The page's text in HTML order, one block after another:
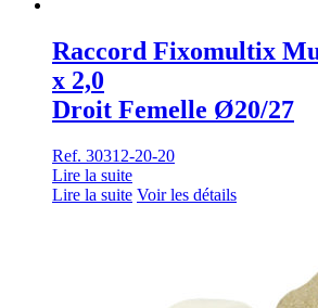
Raccord Fixomultix
x 2,0
Droit Femelle Ø20/27
Ref. 30312-20-20
Lire la suite
Lire la suite Voir les détails